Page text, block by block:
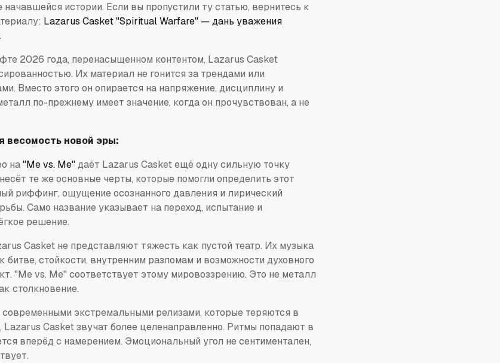
истории. Если вы пропустили ту статью, вернитесь к
Lazarus Casket "Spiritual Warfare" — дань уважения
.
2026 года, перенасыщенном контентом, Lazarus Casket
Их материал не гонится за трендами или
Вместо этого он опирается на напряжение, дисциплину и
по-прежнему имеет значение, когда он прочувствован, а не
весомость новой эры:
на"Me vs. Me"даёт Lazarus Casket ещё одну сильную точку
те же основные черты, которые помогли определить этот
риффинг, ощущение осознанного давления и лирический
Само название указывает на переход, испытание и
решение.
Casket не представляют тяжесть как пустой театр. Их музыка
битве, стойкости, внутренним разломам и возможности духовного
"Me vs. Me" соответствует этому мировоззрению. Это не металл
столкновение.
экстремальными релизами, которые теряются в
Lazarus Casket звучат более целенаправленно. Ритмы попадают в
вперёд с намерением. Эмоциональный угол не сентиментален,